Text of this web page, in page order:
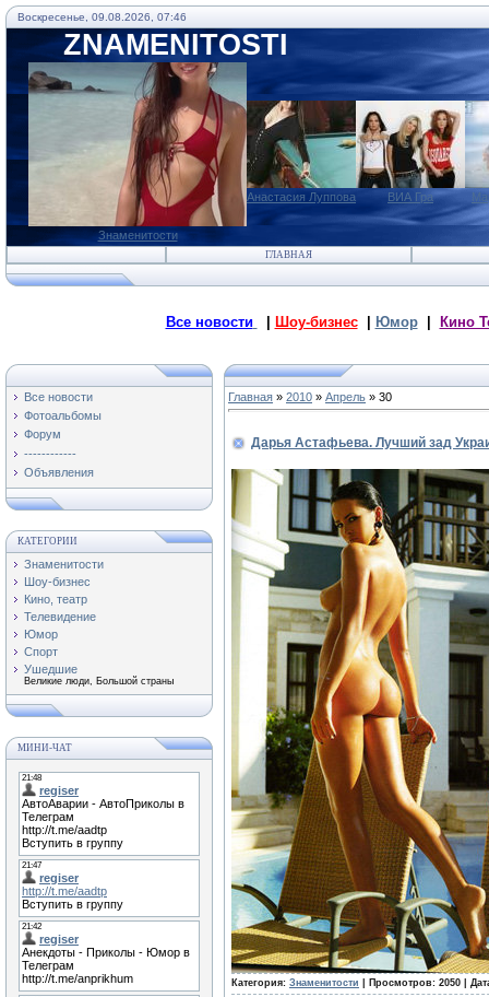
Воскресенье, 09.08.2026, 07:46
ZNAMENITOSTI
Знаменитости
Анастасия Луппова ВИА Гра
ГЛАВНАЯ
Все новости Шоу-бизнес| Юмор| Кино
Все новости
Фотоальбомы
Форум
------------
Объявления
КАТЕГОРИИ
Знаменитости
Шоу-бизнес
Кино, театр
Телевидение
Юмор
Спорт
Ушедшие
Великие люди, Большой страны
МИНИ-ЧАТ
Главная » 2010 » Апрель » 30
Дарья Астафьева. Лучший зад
Категория: Знаменитости | Просмотров: 2050 |